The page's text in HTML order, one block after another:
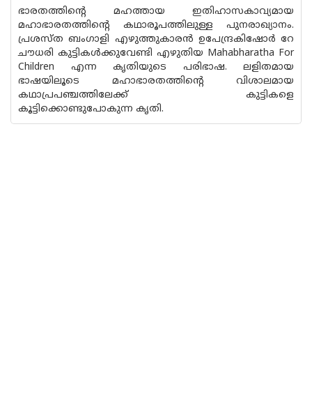
ഭാരതത്തിന്റെ മഹത്തായ ഇതിഹാസകാവ്യമായ
മഹാഭാരതത്തിന്റെ കഥാരൂപത്തിലുള്ള പുനരാഖ്യാനം.
പ്രശസ്ത ബംഗാളി എഴുത്തുകാരന്‍ ഉപേന്ദ്രകിഷോര്‍ റേ
ചൗധരി കുട്ടികള്‍ക്കുവേണ്ടി എഴുതിയ Mahabharatha For
Children എന്ന കൃതിയുടെ പരിഭാഷ. ലളിതമായ
ഭാഷയിലൂടെ മഹാഭാരതത്തിന്റെ വിശാലമായ
കഥാപ്രപഞ്ചത്തിലേക്ക് കുട്ടികളെ
കൂട്ടിക്കൊണ്ടുപോകുന്ന കൃതി.